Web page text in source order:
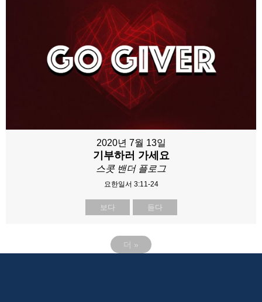
2020년 7월 13일
기부하러 가세요
스콧 밴더 플로그
요한일서 3:11-24
보다 듣다
더 »